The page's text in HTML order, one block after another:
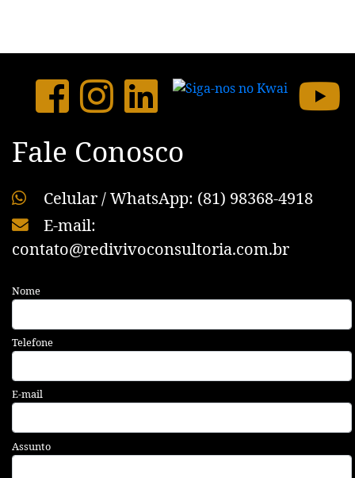
Fale Conosco
Celular / WhatsApp: (81) 98368-4918
E-mail:
contato@redivivoconsultoria.com.br
Nome
Telefone
E-mail
Assunto